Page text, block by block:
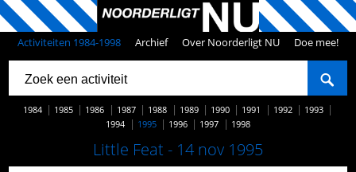
Activiteiten 1984-1998 Archief Over Noorderligt NU Doe mee!
1984 1985 1986 1987 1988 1989 1990 1991 1992
1993
1994
1995 1996 1997 1998
Little Feat - 14 nov 1995